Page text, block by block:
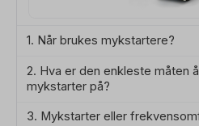
1. Når brukes mykstartere?
2. Hva er den enkleste måten
mykstarter på?
3. Mykstarter eller